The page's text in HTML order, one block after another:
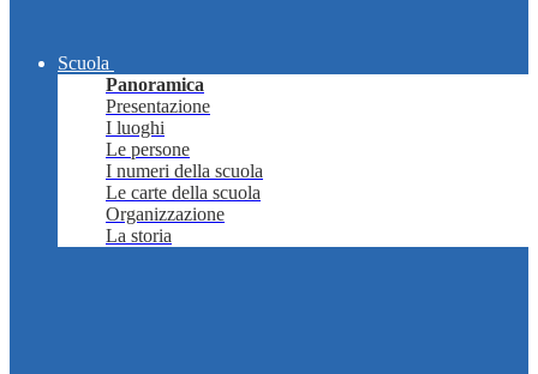
Scuola
Panoramica
Presentazione
I luoghi
Le persone
I numeri della scuola
Le carte della scuola
Organizzazione
La storia